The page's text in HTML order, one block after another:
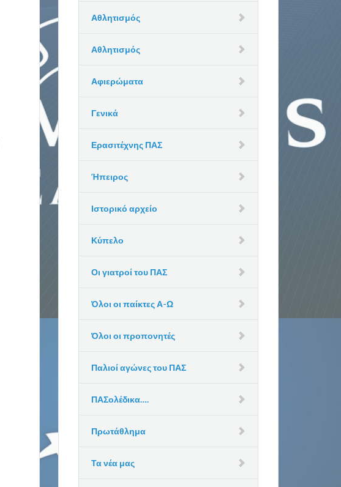
Αθλητισμός
Αθλητισμός
Αφιερώματα
Γενικά
Ερασιτέχνης ΠΑΣ
Ήπειρος
Ιστορικό αρχείο
Κύπελο
Οι γιατροί του ΠΑΣ
Όλοι οι παίκτες Α-Ω
Όλοι οι προπονητές
Παλιοί αγώνες του ΠΑΣ
ΠΑΣολέδικα….
Πρωτάθλημα
Τα νέα μας